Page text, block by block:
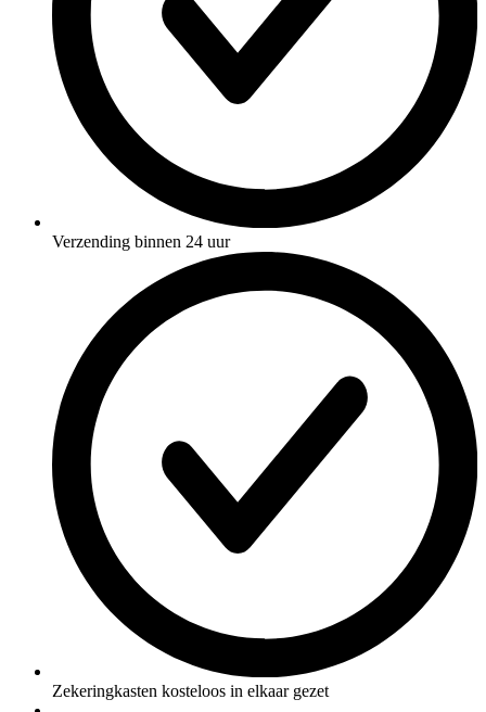
Verzending binnen 24 uur
Zekeringkasten kosteloos in elkaar gezet